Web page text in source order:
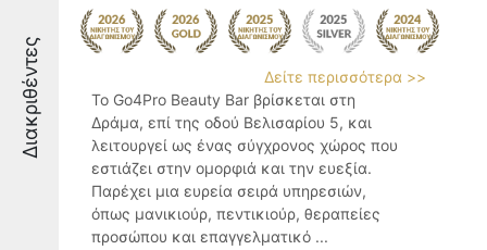
Διακριθέντες
Δείτε περισσότερα >>
Το Go4Pro Beauty Bar βρίσκεται στη
Δράμα, επί της οδού Βελισαρίου 5, και
λειτουργεί ως ένας σύγχρονος χώρος που
εστιάζει στην ομορφιά και την ευεξία.
Παρέχει μια ευρεία σειρά υπηρεσιών,
όπως μανικιούρ, πεντικιούρ, θεραπείες
προσώπου και επαγγελματικό ...